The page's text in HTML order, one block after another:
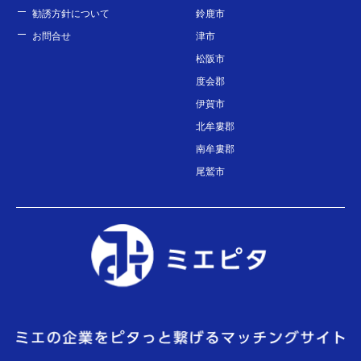
勧誘方針について
お問合せ
鈴鹿市
津市
松阪市
度会郡
伊賀市
北牟婁郡
南牟婁郡
尾鷲市